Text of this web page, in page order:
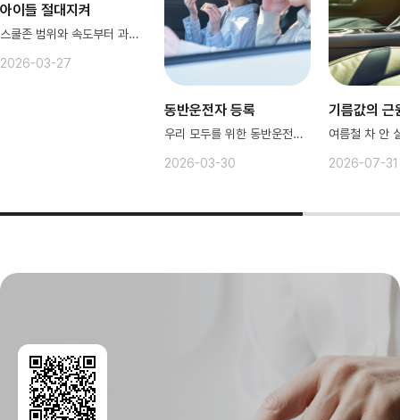
아이들 절대지켜
스쿨존 범위와 속도부터 과태료까지~
2026-03-27
동반운전자 등록
우리 모두를 위한 동반운전자등록!
2026-03-30
기름값의 근
여름철 차 안
2026-07-31